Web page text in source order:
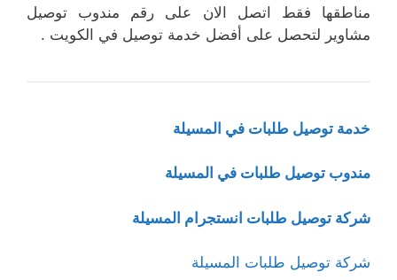
مناطقها فقط اتصل الان على رقم مندوب توصيل
مشاوير لتحصل على أفضل خدمة توصيل في الكويت .
خدمة توصيل طلبات في المسيلة
مندوب توصيل طلبات في المسيلة
شركة توصيل طلبات انستجرام المسيلة
شركة توصيل طلبات المسيلة